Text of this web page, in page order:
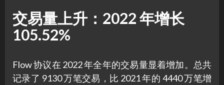
交易量上升：2022 年增长
105.52%
Flow 协议在 2022 年全年的交易量显着增加。总共
记录了 9130 万笔交易，比 2021 年的 4440 万笔增